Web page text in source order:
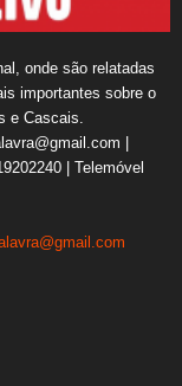
onde são relatadas
importantes sobre o
e Cascais.
|
| Telemóvel